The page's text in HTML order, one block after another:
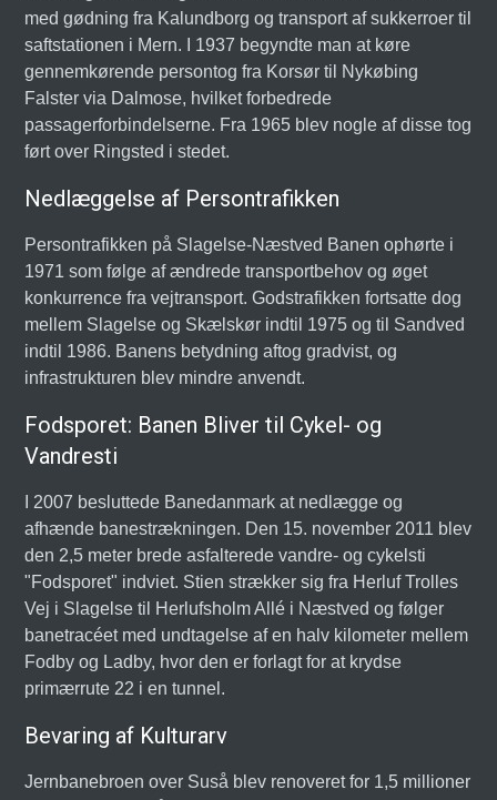
med gødning fra Kalundborg og transport af sukkerroer til
saftstationen i Mern. I 1937 begyndte man at køre
gennemkørende persontog fra Korsør til Nykøbing
Falster via Dalmose, hvilket forbedrede
passagerforbindelserne. Fra 1965 blev nogle af disse tog
ført over Ringsted i stedet.
Nedlæggelse af Persontrafikken
Persontrafikken på Slagelse-Næstved Banen ophørte i
1971 som følge af ændrede transportbehov og øget
konkurrence fra vejtransport. Godstrafikken fortsatte dog
mellem Slagelse og Skælskør indtil 1975 og til Sandved
indtil 1986. Banens betydning aftog gradvist, og
infrastrukturen blev mindre anvendt.
Fodsporet: Banen Bliver til Cykel- og
Vandresti
I 2007 besluttede Banedanmark at nedlægge og
afhænde banestrækningen. Den 15. november 2011 blev
den 2,5 meter brede asfalterede vandre- og cykelsti
"Fodsporet" indviet. Stien strækker sig fra Herluf Trolles
Vej i Slagelse til Herlufsholm Allé i Næstved og følger
banetracéet med undtagelse af en halv kilometer mellem
Fodby og Ladby, hvor den er forlagt for at krydse
primærrute 22 i en tunnel.
Bevaring af Kulturarv
Jernbanebroen over Suså blev renoveret for 1,5 millioner